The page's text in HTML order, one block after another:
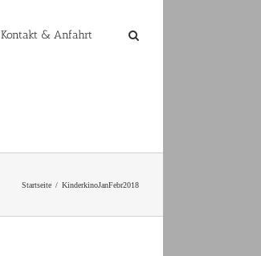
Kontakt & Anfahrt
Startseite KinderkinoJanFebr2018